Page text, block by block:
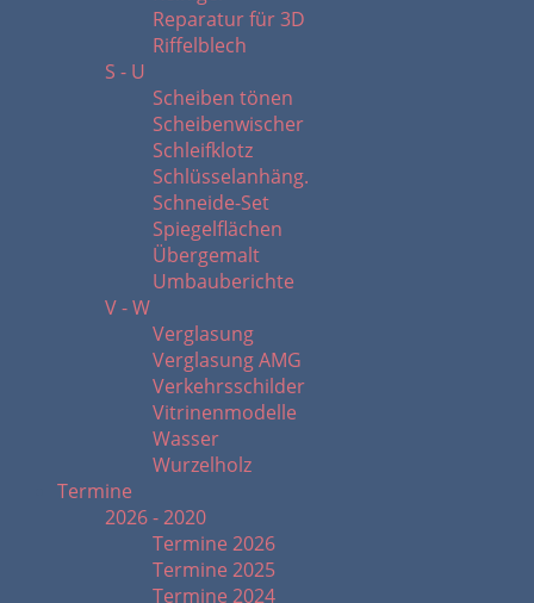
Reparatur für 3D
Riffelblech
S - U
Scheiben tönen
Scheibenwischer
Schleifklotz
Schlüsselanhäng.
Schneide-Set
Spiegelflächen
Übergemalt
Umbauberichte
V - W
Verglasung
Verglasung AMG
Verkehrsschilder
Vitrinenmodelle
Wasser
Wurzelholz
Termine
2026 - 2020
Termine 2026
Termine 2025
Termine 2024